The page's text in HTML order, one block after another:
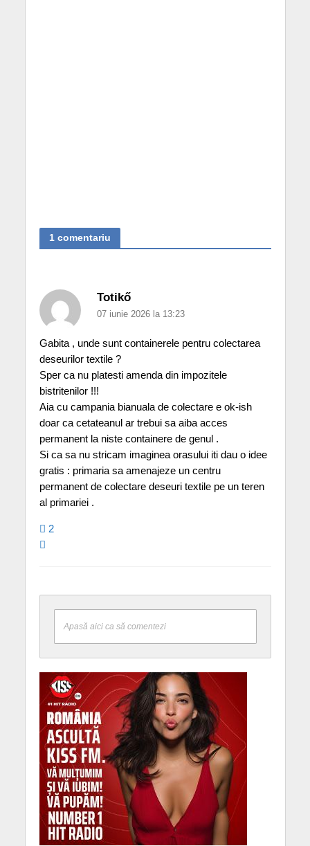
1 comentariu
Totikő
07 iunie 2026 la 13:23
Gabita , unde sunt containerele pentru colectarea
deseurilor textile ?
Sper ca nu platesti amenda din impozitele
bistritenilor !!!
Aia cu campania bianuala de colectare e ok-ish
doar ca cetateanul ar trebui sa aiba acces
permanent la niste containere de genul .
Si ca sa nu stricam imaginea orasului iti dau o idee
gratis : primaria sa amenajeze un centru
permanent de colectare deseuri textile pe un teren
al primariei .
2
Apasă aici ca să comentezi